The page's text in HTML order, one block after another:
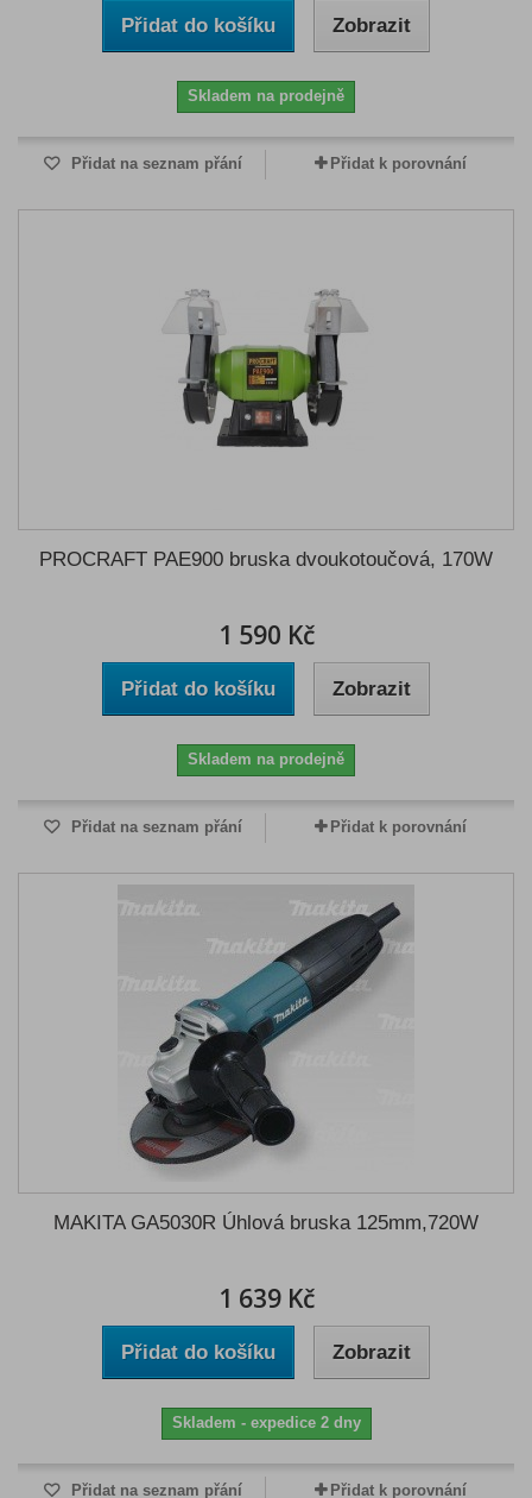
Přidat do košíku Zobrazit
Skladem na prodejně
Přidat na seznam přání Přidat k porovnání
PROCRAFT PAE900 bruska dvoukotoučová, 170W
1 590 Kč
Přidat do košíku Zobrazit
Skladem na prodejně
Přidat na seznam přání Přidat k porovnání
MAKITA GA5030R Úhlová bruska 125mm,720W
1 639 Kč
Přidat do košíku Zobrazit
Skladem - expedice 2 dny
Přidat na seznam přání Přidat k porovnání